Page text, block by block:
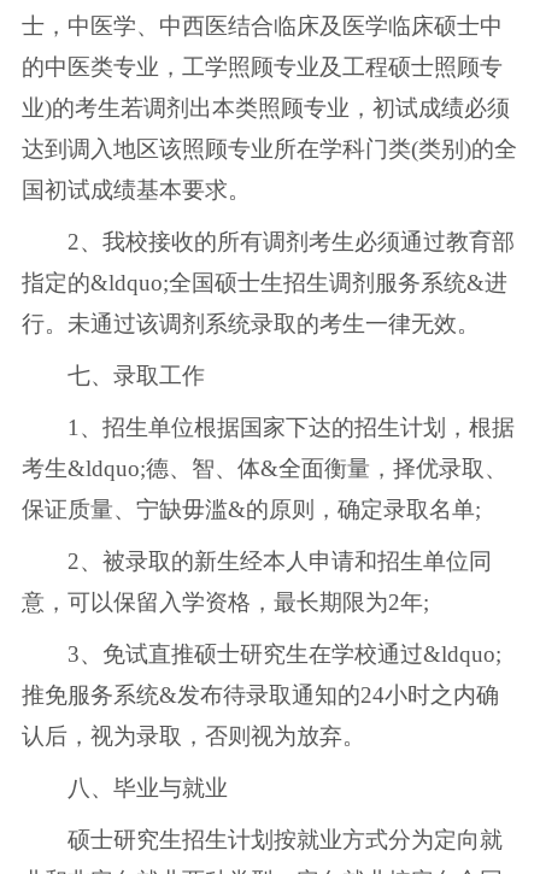
士，中医学、中西医结合临床及医学临床硕士中
的中医类专业，工学照顾专业及工程硕士照顾专
业)的考生若调剂出本类照顾专业，初试成绩必须
达到调入地区该照顾专业所在学科门类(类别)的全
国初试成绩基本要求。
2、我校接收的所有调剂考生必须通过教育部
指定的&ldquo;全国硕士生招生调剂服务系统&进
行。未通过该调剂系统录取的考生一律无效。
七、录取工作
1、招生单位根据国家下达的招生计划，根据
考生&ldquo;德、智、体&全面衡量，择优录取、
保证质量、宁缺毋滥&的原则，确定录取名单;
2、被录取的新生经本人申请和招生单位同
意，可以保留入学资格，最长期限为2年;
3、免试直推硕士研究生在学校通过&ldquo;
推免服务系统&发布待录取通知的24小时之内确
认后，视为录取，否则视为放弃。
八、毕业与就业
硕士研究生招生计划按就业方式分为定向就